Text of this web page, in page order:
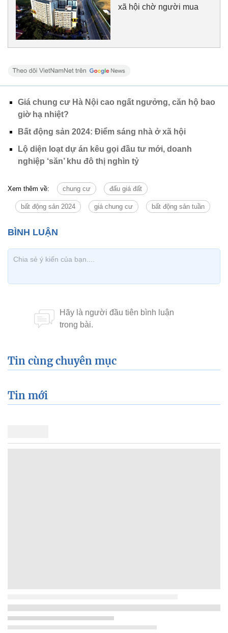
xã hội chờ người mua
Giá chung cư Hà Nội cao ngất ngưởng, căn hộ bao
giờ hạ nhiệt?
Bất động sản 2024: Điểm sáng nhà ở xã hội
Lộ diện loạt dự án kêu gọi đầu tư mới, doanh
nghiệp ‘săn’ khu đô thị nghìn tỷ
Xem thêm về: chung cư đấu giá đất
bất động sản 2024 giá chung cư bất động sản tuần
Tin cùng chuyên mục
Tin mới